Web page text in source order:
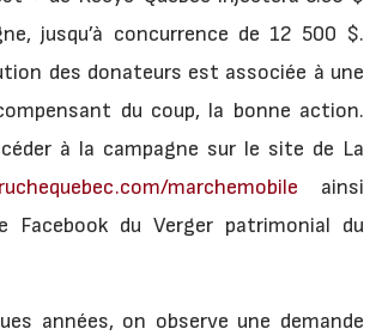
jusqu’à concurrence de 12 500 $.
des donateurs est associée à une
du coup, la bonne action.
à la campagne sur le site de La
marchemobile ainsi
Facebook du Verger patrimonial du
années, on observe une demande